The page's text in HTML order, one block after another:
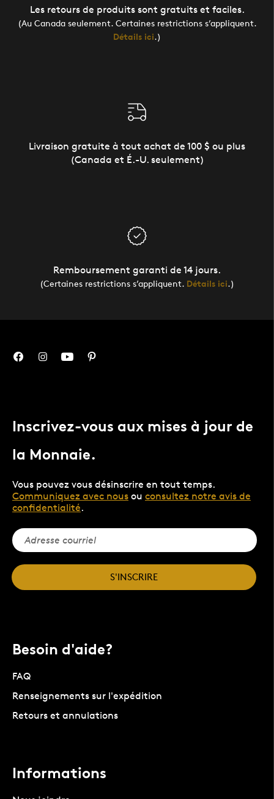
Les retours de produits sont gratuits et faciles.
(Au Canada seulement. Certaines restrictions s’appliquent.
Détails ici.)
Livraison gratuite à tout achat de 100 $ ou plus
(Canada et É.-U. seulement)
Remboursement garanti de 14 jours.
(Certaines restrictions s’appliquent. Détails ici.)
Inscrivez-vous aux mises à jour de
la Monnaie.
Vous pouvez vous désinscrire en tout temps.
Communiquez avec nous ou consultez notre avis de
confidentialité.
S'INSCRIRE
Besoin d'aide?
FAQ
Renseignements sur l'expédition
Retours et annulations
Informations